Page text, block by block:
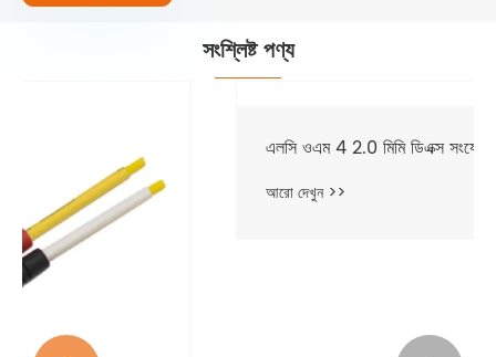
সংশ্লিষ্ট পণ্য
এলসি ওএম 4 2.0 মিমি ডিএক্স সংযোগকারী
আরো দেখুন >>